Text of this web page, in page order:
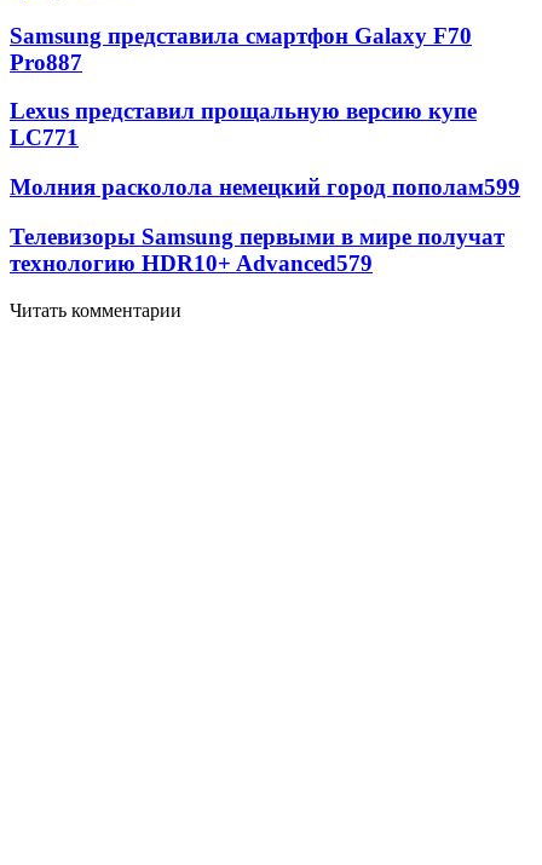
Samsung представила смартфон Galaxy F70
Pro887
Lexus представил прощальную версию купе
LC771
Молния расколола немецкий город пополам599
Телевизоры Samsung первыми в мире получат
технологию HDR10+ Advanced579
Читать комментарии